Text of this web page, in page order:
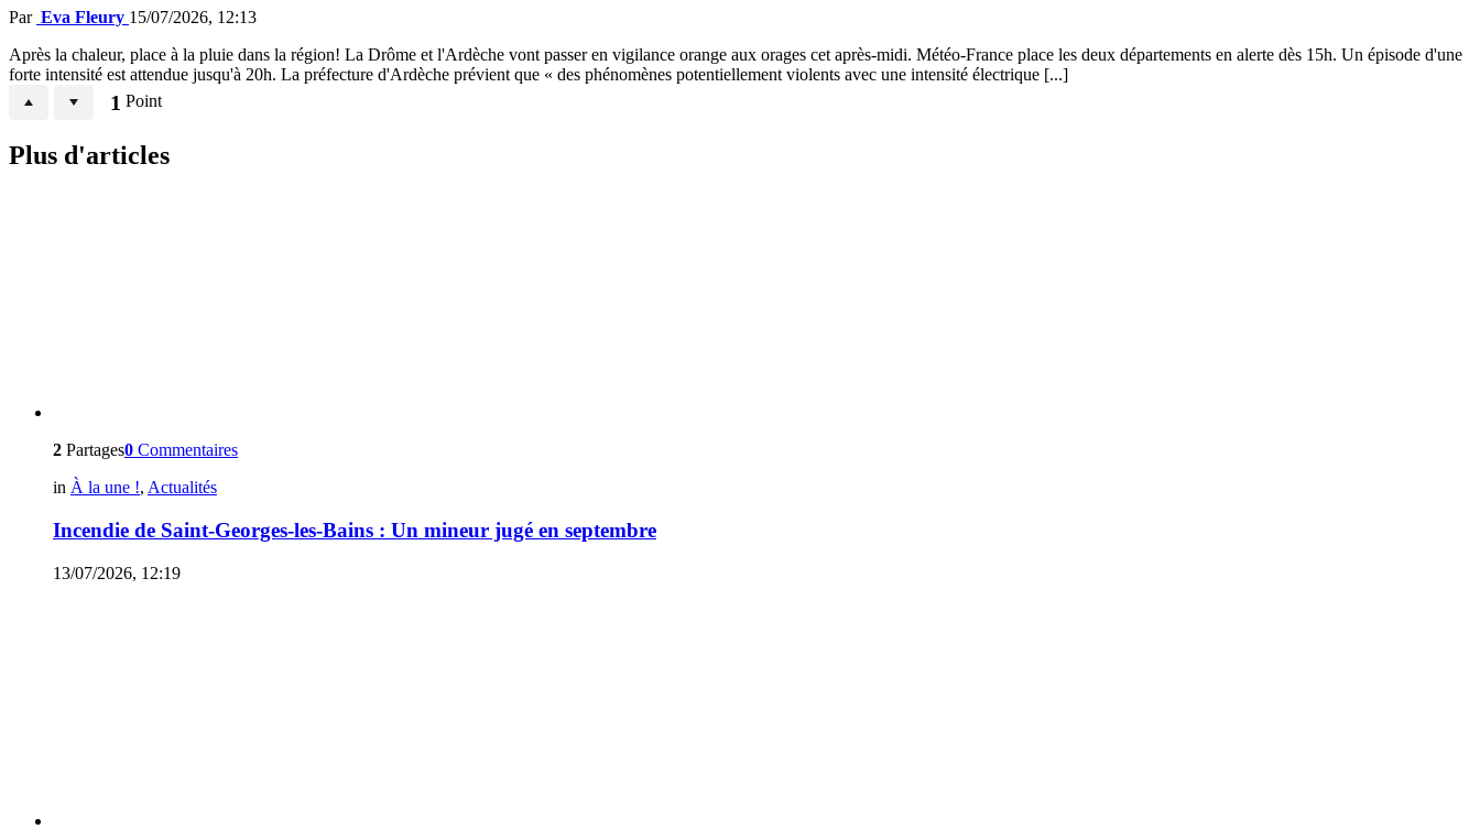
Par Eva Fleury 15/07/2026, 12:13
Après la chaleur, place à la pluie dans la région! La Drôme et l'Ardèche vont passer en vigilance orange aux orages cet après-midi. Météo-France place les deux départements en alerte dès 15h. Un épisode d'une
forte intensité est attendue jusqu'à 20h. La préfecture d'Ardèche prévient que « des phénomènes potentiellement violents avec une intensité électrique [...]
1 Point
Plus d'articles
2 Partages0 Commentaires
in À la une !, Actualités
Incendie de Saint-Georges-les-Bains : Un mineur jugé en septembre
13/07/2026, 12:19